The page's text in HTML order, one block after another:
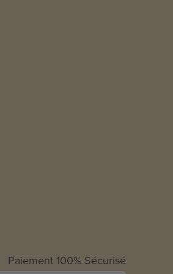
Paiement 100% Sécurisé